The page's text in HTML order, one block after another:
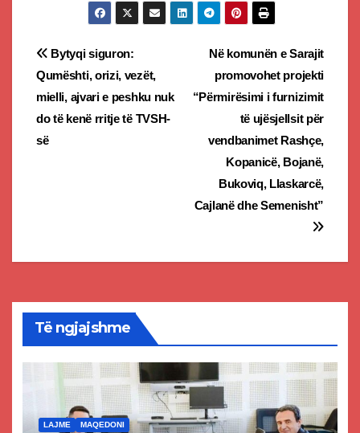
Post
navigation
Në komunën e Sarajit
promovohet projekti
“Përmirësimi i furnizimit
të ujësjellsit për
vendbanimet Rashçe,
Kopanicë, Bojanë,
Bukoviq, Llaskarcë,
Cajlanë dhe Semenisht”
Bytyqi siguron:
Qumështi, orizi, vezët,
mielli, ajvari e peshku nuk
do të kenë rritje të TVSH-
së
Të ngjajshme
LAJME MAQEDONI